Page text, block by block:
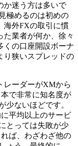
か迷う方は多いで
極めるのは初めの
海外FXの取引に慣
た業者が何か、徐々
くの口座開設ボーナ
り狭いスプレッドの
レーダーがXMから
で非常に知名度が
少ないほどです。
平均以上のサービ
とっては失敗が少
ば、わざわざ他の